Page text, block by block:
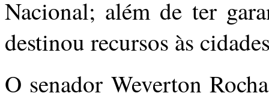
Nacional; além de ter
destinou recursos às
O senador Weverton